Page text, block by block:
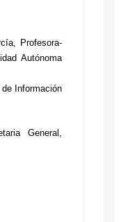
Profesora-
Autónoma
Información
General,